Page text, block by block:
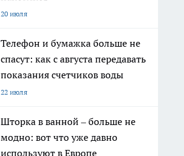
20 июля
Телефон и бумажка больше не
спасут: как с августа передавать
показания счетчиков воды
22 июля
Шторка в ванной – больше не
модно: вот что уже давно
используют в Европе